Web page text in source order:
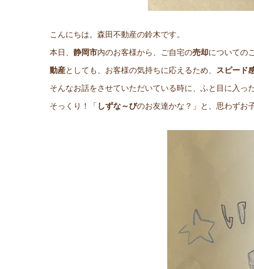
こんにちは。森田不動産の鈴木です。
本日、 静岡市内のお客様から、ご自宅の売却についての
動産としても、お客様の気持ちに応えるため、 スピード
そんなお話をさせていただいている時に、ふと目に入
そっくり！「 しずな～びのお友達かな？」と、思わずお